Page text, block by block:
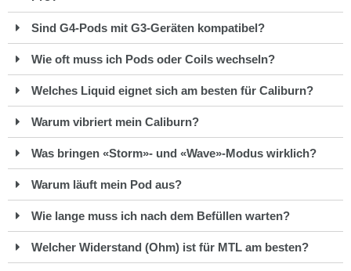
Sind G4-Pods mit G3-Geräten kompatibel?
Wie oft muss ich Pods oder Coils wechseln?
Welches Liquid eignet sich am besten für Caliburn?
Warum vibriert mein Caliburn?
Was bringen «Storm»- und «Wave»-Modus wirklich?
Warum läuft mein Pod aus?
Wie lange muss ich nach dem Befüllen warten?
Welcher Widerstand (Ohm) ist für MTL am besten?